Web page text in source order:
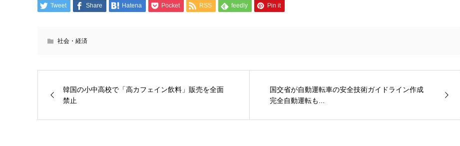
Tweet Share Hatena Pocket RSS feedly Pin it
社会・経済
韓国の小中高校で「高カフェイン飲料」販売を全面
禁止
国交省が自動運転車の安全技術ガイドライン作成
完全自動運転も...